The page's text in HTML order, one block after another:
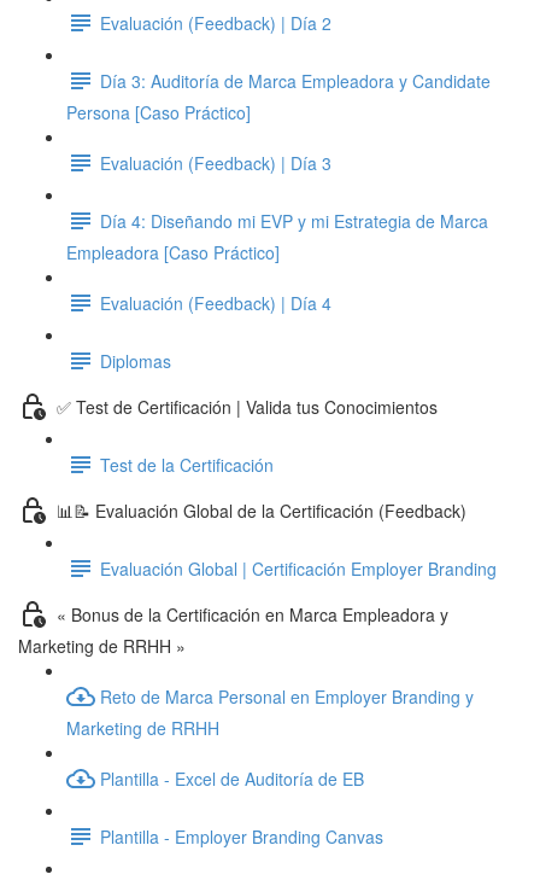
Evaluación (Feedback) | Día 2
Día 3: Auditoría de Marca Empleadora y Candidate
Persona [Caso Práctico]
Evaluación (Feedback) | Día 3
Día 4: Diseñando mi EVP y mi Estrategia de Marca
Empleadora [Caso Práctico]
Evaluación (Feedback) | Día 4
Diplomas
✅ Test de Certificación | Valida tus Conocimientos
Test de la Certificación
📊📝 Evaluación Global de la Certificación (Feedback)
Evaluación Global | Certificación Employer Branding
« Bonus de la Certificación en Marca Empleadora y
Marketing de RRHH »
Reto de Marca Personal en Employer Branding y
Marketing de RRHH
Plantilla - Excel de Auditoría de EB
Plantilla - Employer Branding Canvas